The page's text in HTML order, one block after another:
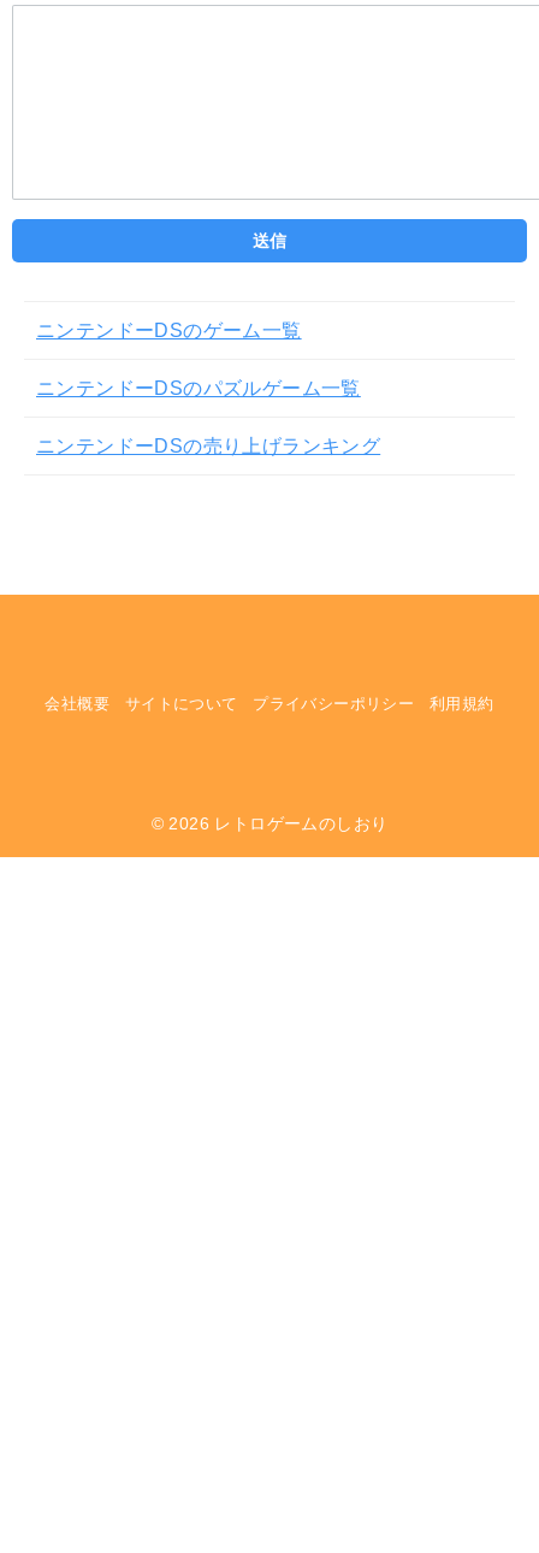
ニンテンドーDSのゲーム一覧
ニンテンドーDSのパズルゲーム一覧
ニンテンドーDSの売り上げランキング
会社概要 サイトについて プライバシーポリシー 利用規約
© 2026 レトロゲームのしおり